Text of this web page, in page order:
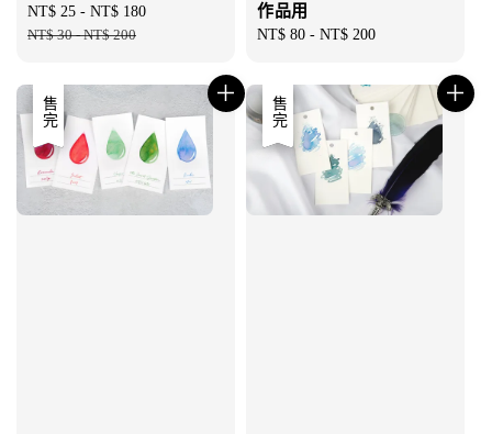
Sale
price
NT$ 25 - NT$ 180
NT$ 30-NT$ 200
作品用
Regular
NT$ 80 - NT$ 200
優惠
售完 優惠
售完